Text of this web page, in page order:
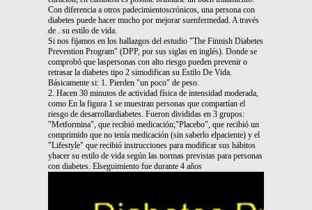
Con diferencia a otros padecimientoscrónicos, una persona con
diabetes puede hacer mucho por mejorar suenfermedad. A través
de . su estilo de vida.
Si nos fijamos en los hallazgos del estudio "The Finnish Diabetes
Prevention Program" (DPP, por sus siglas en inglés). Donde se
comprobó que laspersonas con alto riesgo pueden prevenir o
retrasar la diabetes tipo 2 simodifican su Estilo De Vida.
Básicamente si: 1. Pierden "un poco" de peso.
2. Hacen 30 minutos de actividad física de intensidad moderada,
como En la figura 1 se muestran personas que compartían el
riesgo de desarrollardiabetes. Fueron divididas en 3 grupos:
"Metformina", que recibió medicación;"Placebo", que recibió un
comprimido que no tenía medicación (sin saberlo elpaciente) y el
"Lifestyle" que recibió instrucciones para modificar sus hábitos
yhacer su estilo de vida según las normas previstas para personas
con diabetes. Elseguimiento fue durante 4 años